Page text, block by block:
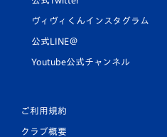
ヴィヴィくんインスタグラム
公式LINE＠
Youtube公式チャンネル
ご利用規約
クラブ概要